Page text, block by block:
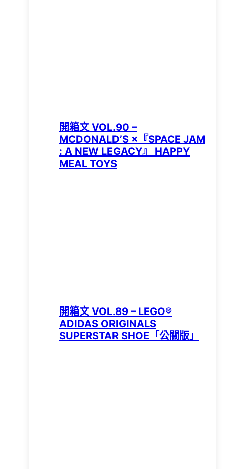
開箱文 VOL.90 –
MCDONALD’S ×『SPACE JAM
: A NEW LEGACY』 HAPPY
MEAL TOYS
開箱文 VOL.89 – LEGO®
ADIDAS ORIGINALS
SUPERSTAR SHOE「公關版」